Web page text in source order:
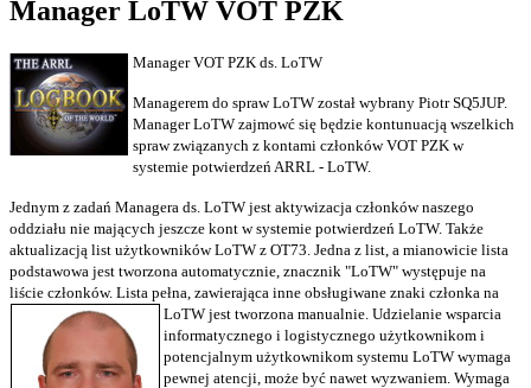
Manager LoTW VOT PZK
Manager VOT PZK ds. LoTW
Managerem do spraw LoTW został wybrany Piotr SQ5JUP.
Manager LoTW zajmowć się będzie kontunuacją wszelkich
spraw związanych z kontami członków VOT PZK w
systemie potwierdzeń ARRL - LoTW.
Jednym z zadań Managera ds. LoTW jest aktywizacja członków naszego
oddziału nie mających jeszcze kont w systemie potwierdzeń LoTW. Także
aktualizacją list użytkowników LoTW z OT73. Jedna z list, a mianowicie lista
podstawowa jest tworzona automatycznie, znacznik "LoTW" występuje na
liście członków. Lista pełna, zawierająca inne obsługiwane znaki członka na
LoTW jest tworzona manualnie. Udzielanie wsparcia
informatycznego i logistycznego użytkownikom i
potencjalnym użytkownikom systemu LoTW wymaga
pewnej atencji, może być nawet wyzwaniem. Wymaga